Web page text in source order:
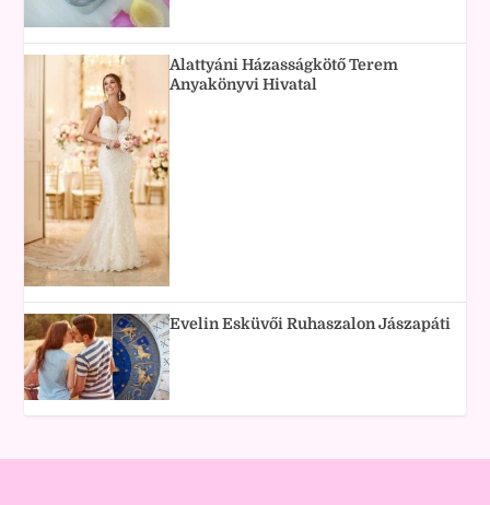
Alattyáni Házasságkötő Terem
Anyakönyvi Hivatal
Evelin Esküvői Ruhaszalon Jászapáti